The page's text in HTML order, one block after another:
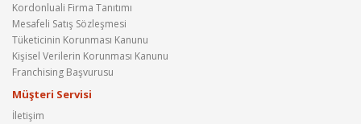
Kordonluali Firma Tanıtımı
Mesafeli Satış Sözleşmesi
Tüketicinin Korunması Kanunu
Kişisel Verilerin Korunması Kanunu
Franchising Başvurusu
Müşteri Servisi
İletişim